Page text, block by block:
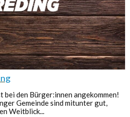
bei den Bürger:innen angekommen!
Gemeinde sind mitunter gut,
Weitblick...